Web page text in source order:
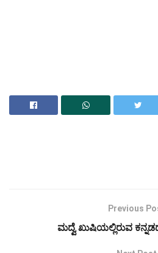
Previous
ಮದ್ವೆ ಖುಷಿಯಲ್ಲಿರುವ